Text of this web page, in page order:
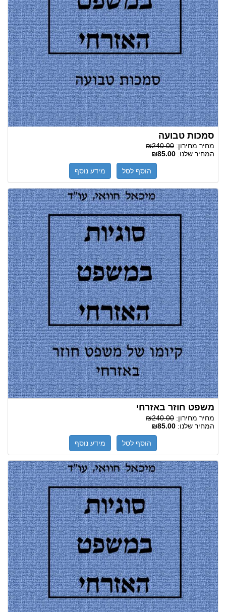
סמכות טבועה
מחיר מחירון: ₪240.00
המחיר שלנו: ₪85.00
הוסף לסל מידע נוסף
משפט חוזר באזרחי
מחיר מחירון: ₪240.00
המחיר שלנו: ₪85.00
הוסף לסל מידע נוסף